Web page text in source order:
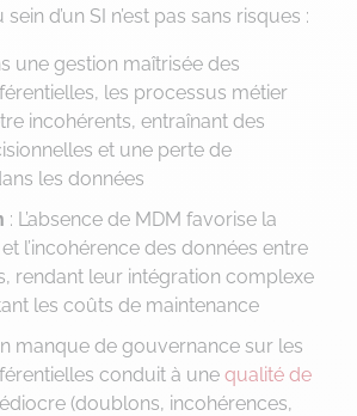
d’un SI n’est pas sans risques :
une gestion maîtrisée des
les processus métier
incohérents, entraînant des
et une perte de
les données
: L’absence de MDM favorise la
l’incohérence des données entre
rendant leur intégration complexe
les coûts de maintenance
manque de gouvernance sur les
conduit à une qualité de
(doublons, incohérences,